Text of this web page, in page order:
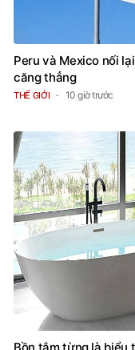
Peru và Mexico nối
căng thẳng
THẾ GIỚI 10 giờ trước
Bồn tắm từng là biểu